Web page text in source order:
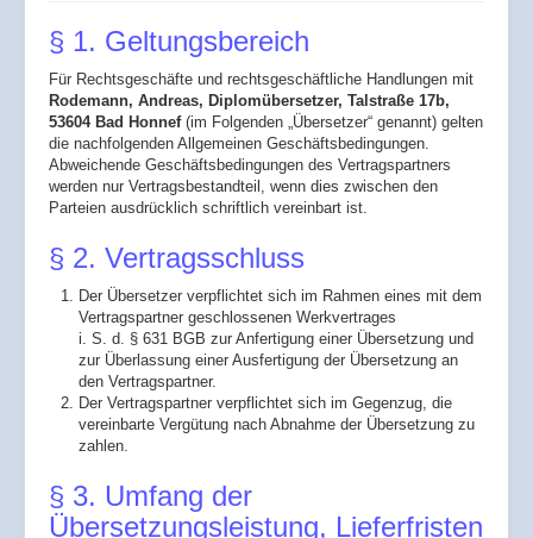
Leistungen
Honorar
Across
Gendergerechte Sprache
§ 1. Geltungsbereich
Für Rechtsgeschäfte und rechtsgeschäftliche Handlungen mit
Rodemann, Andreas, Diplomübersetzer, Talstraße 17b,
53604 Bad Honnef(im Folgenden „Übersetzer“ genannt) gelten
die nachfolgenden Allgemeinen Geschäftsbedingungen.
Abweichende Geschäftsbedingungen des Vertragspartners
werden nur Vertragsbestandteil, wenn dies zwischen den
Parteien ausdrücklich schriftlich vereinbart ist.
§ 2. Vertragsschluss
Der Übersetzer verpflichtet sich im Rahmen eines mit dem
Vertragspartner geschlossenen Werkvertrages
i. S. d. § 631 BGB zur Anfertigung einer Übersetzung und
zur Überlassung einer Ausfertigung der Übersetzung an
den Vertragspartner.
Der Vertragspartner verpflichtet sich im Gegenzug, die
vereinbarte Vergütung nach Abnahme der Übersetzung zu
zahlen.
§ 3. Umfang der
Übersetzungsleistung, Lieferfristen